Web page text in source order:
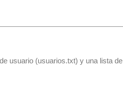
usuario (usuarios.txt) y una lista de